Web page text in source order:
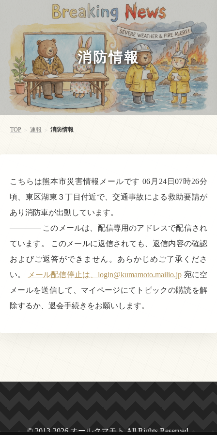
消防情報
TOP > 速報 > 消防情報
こちらは熊本市災害情報メールです 06月24日07時26分
頃、東区湖東３丁目付近で、交通事故による救助要請が
あり消防車が出動しています。
———— このメールは、配信専用のアドレスで配信され
ています。 このメールに返信されても、返信内容の確認
およびご返答ができません。あらかじめご了承くださ
い。
メール配信停止は、login@kumamoto.mailio.jp 宛に空
メールを送信して、マイページにてトピックの購読を解
除するか、退会手続きをお願いします。
© 2013-2026 オールクマモト All Rights Reserved.